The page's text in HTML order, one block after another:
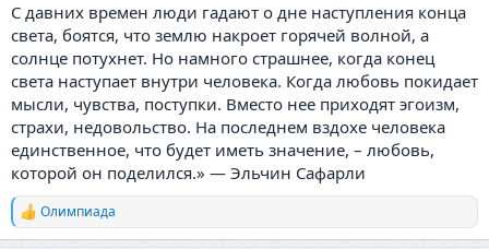
С давних времен люди гадают о дне наступления конца
света, боятся, что землю накроет горячей волной, а
солнце потухнет. Но намного страшнее, когда конец
света наступает внутри человека. Когда любовь покидает
мысли, чувства, поступки. Вместо нее приходят эгоизм,
страхи, недовольство. На последнем вздохе человека
единственное, что будет иметь значение, – любовь,
которой он поделился.» — Эльчин Сафарли
Р
е
Олимпиада